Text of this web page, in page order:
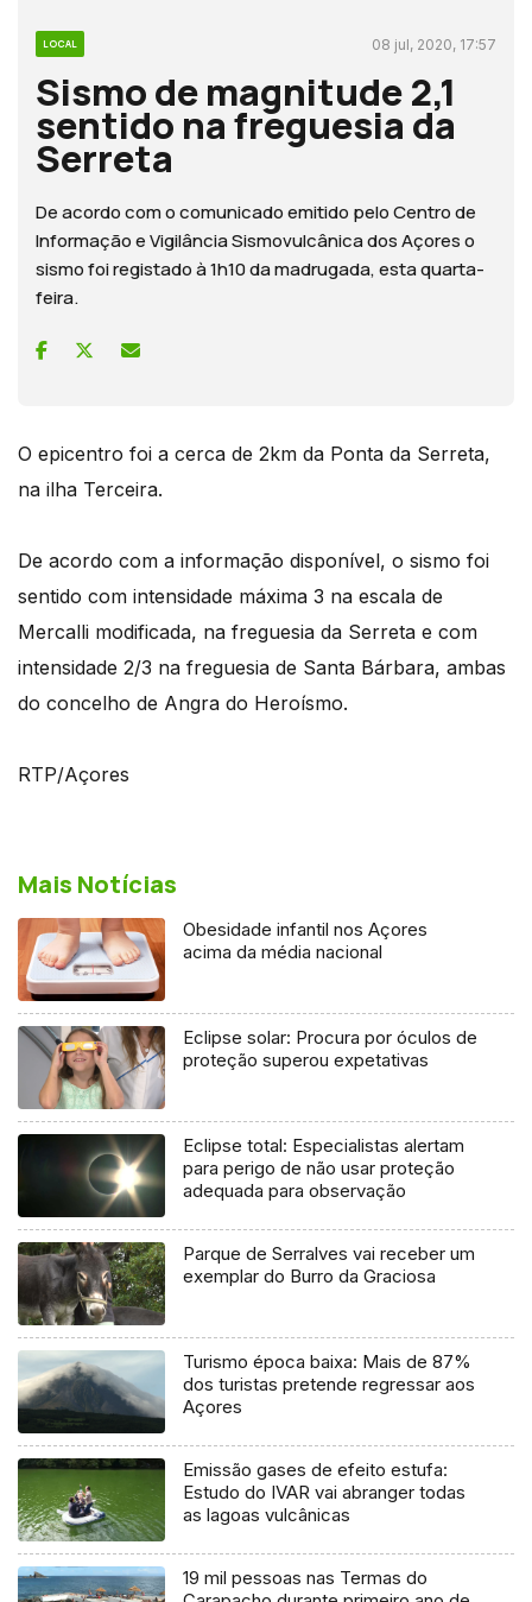
LOCAL 08 jul, 2020, 17:57
Sismo de magnitude 2,1
sentido na freguesia da
Serreta
De acordo com o comunicado emitido pelo Centro de
Informação e Vigilância Sismovulcânica dos Açores o
sismo foi registado à 1h10 da madrugada, esta quarta-
feira.
O epicentro foi a cerca de 2km da Ponta da Serreta,
na ilha Terceira.
De acordo com a informação disponível, o sismo foi
sentido com intensidade máxima 3 na escala de
Mercalli modificada, na freguesia da Serreta e com
intensidade 2/3 na freguesia de Santa Bárbara, ambas
do concelho de Angra do Heroísmo.
RTP/Açores
Mais Notícias
Obesidade infantil nos Açores
acima da média nacional
Eclipse solar: Procura por óculos de
proteção superou expetativas
Eclipse total: Especialistas alertam
para perigo de não usar proteção
adequada para observação
Parque de Serralves vai receber um
exemplar do Burro da Graciosa
Turismo época baixa: Mais de 87%
dos turistas pretende regressar aos
Açores
Emissão gases de efeito estufa:
Estudo do IVAR vai abranger todas
as lagoas vulcânicas
19 mil pessoas nas Termas do